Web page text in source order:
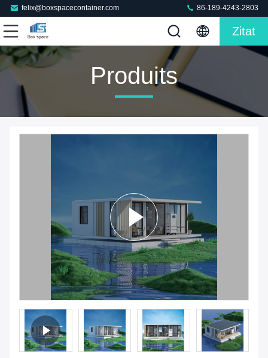
felix@boxspacecontainer.com 86-189-4243-2803
Zitat
Produits